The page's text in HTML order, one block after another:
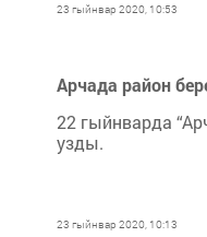
23 гыйнвар 2020, 10:53
Арчада район
22 гыйнварда
узды.
23 гыйнвар 2020, 10:13